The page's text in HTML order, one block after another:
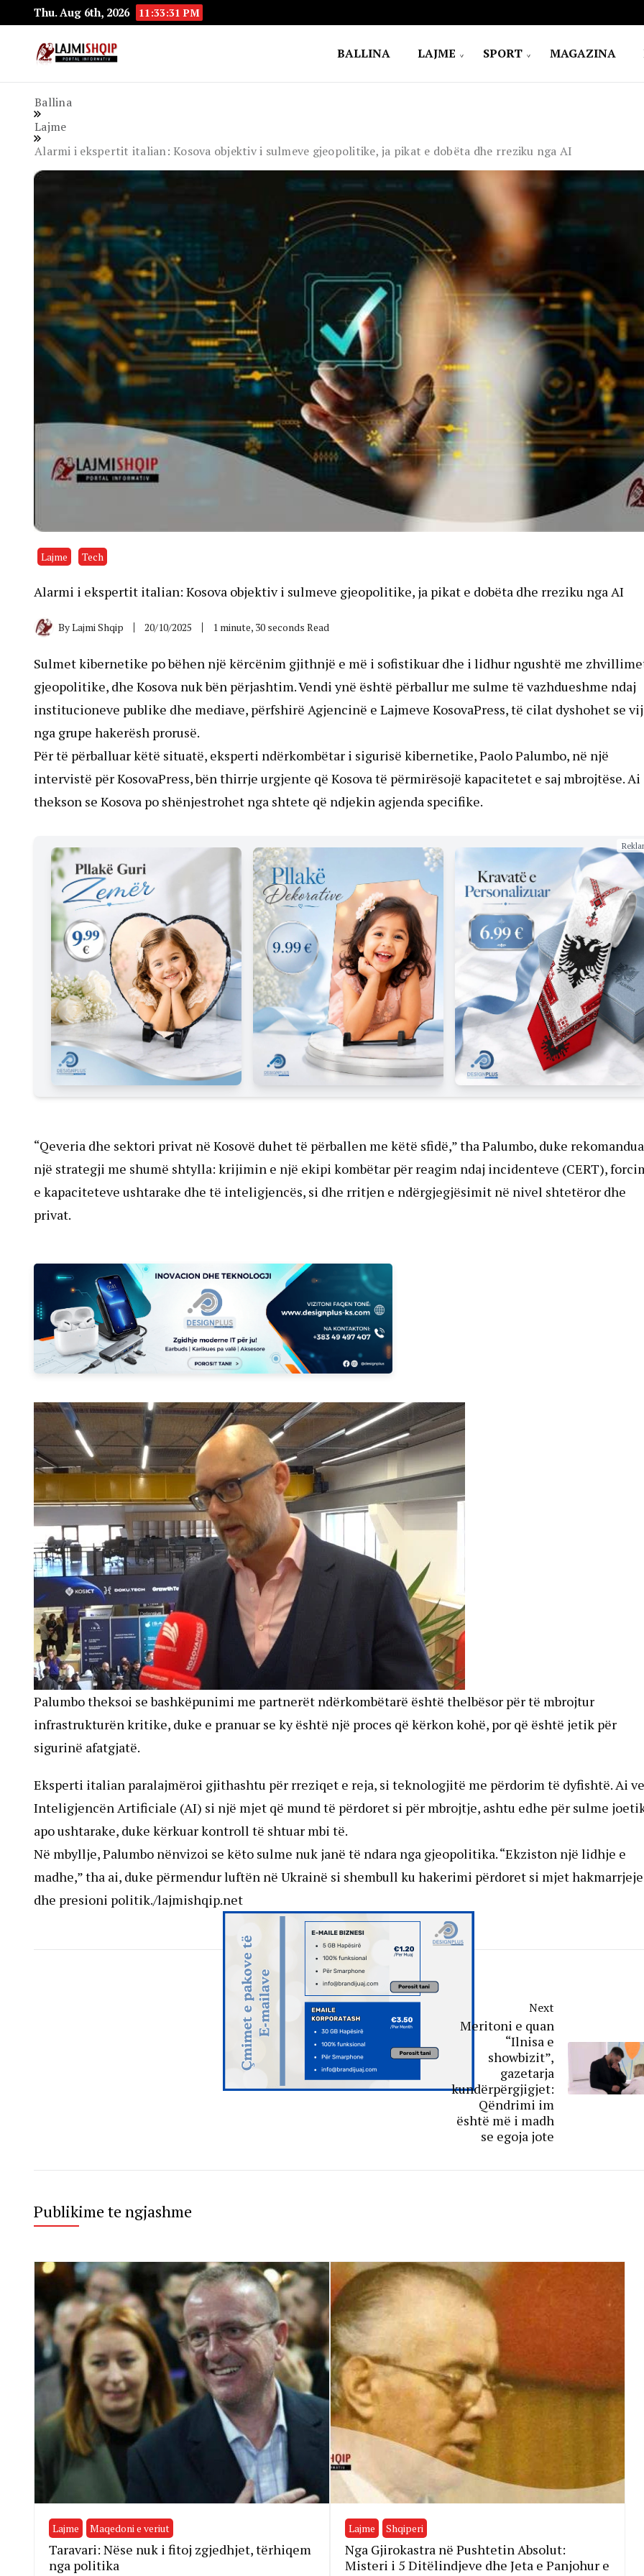
Thu. Aug 6th, 2026 11:33:33 PM
BALLINA LAJME SPORT MAGAZINA
Ballina
Lajme
Alarmi i ekspertit italian: Kosova objektiv i sulmeve gjeopolitike, ja pikat e dobëta dhe rreziku nga AI
Lajme Tech
Alarmi i ekspertit italian: Kosova objektiv i sulmeve gjeopolitike, ja pikat e dobëta dhe rreziku nga AI
ByLajmi Shqip 20/10/2025 1 minute, 30 seconds Read
Sulmet kibernetike po bëhen një kërcënim gjithnjë e më i sofistikuar dhe i lidhur ngushtë me
gjeopolitike, dhe Kosova nuk bën përjashtim. Vendi ynë është përballur me sulme të vazhdueshme ndaj
institucioneve publike dhe mediave, përfshirë Agjencinë e Lajmeve KosovaPress, të cilat dyshohet se
nga grupe hakerësh prorusë.
Për të përballuar këtë situatë, eksperti ndërkombëtar i sigurisë kibernetike, Paolo Palumbo, në një
intervistë për KosovaPress, bën thirrje urgjente që Kosova të përmirësojë kapacitetet e saj mbrojtëse. Ai
thekson se Kosova po shënjestrohet nga shtete që ndjekin agjenda specifike.
“Qeveria dhe sektori privat në Kosovë duhet të përballen me këtë sfidë,” tha Palumbo, duke
një strategji me shumë shtylla: krijimin e një ekipi kombëtar për reagim ndaj incidenteve (CERT),
e kapaciteteve ushtarake dhe të inteligjencës, si dhe rritjen e ndërgjegjësimit në nivel shtetëror dhe
privat.
Palumbo theksoi se bashkëpunimi me partnerët ndërkombëtarë është thelbësor për të mbrojtur
infrastrukturën kritike, duke e pranuar se ky është një proces që kërkon kohë, por që është jetik për
sigurinë afatgjatë.
Eksperti italian paralajmëroi gjithashtu për rreziqet e reja, si teknologjitë me përdorim të dyfishtë. Ai
Inteligjencën Artificiale (AI) si një mjet që mund të përdoret si për mbrojtje, ashtu edhe për sulme
apo ushtarake, duke kërkuar kontroll të shtuar mbi të.
Në mbyllje, Palumbo nënvizoi se këto sulme nuk janë të ndara nga gjeopolitika. “Ekziston një lidhje e
madhe,” tha ai, duke përmendur luftën në Ukrainë si shembull ku hakerimi përdoret si mjet hakmarrjeje
dhe presioni politik./lajmishqip.net
Next
Meritoni e quan
“Ilnisa e
showbizit”,
gazetarja
kundërpërgjigjet:
Qëndrimi im
është më i madh
se egoja jote
Publikime te ngjashme
Lajme Maqedoni e veriut
Taravari: Nëse nuk i fitoj zgjedhjet, tërhiqem
nga politika
Lajme Shqiperi
Nga Gjirokastra në Pushtetin Absolut:
Misteri i 5 Ditëlindjeve dhe Jeta e Panjohur e